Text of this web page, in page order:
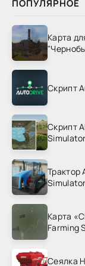
ПОПУЛЯРНОЕ
Карта
Скрипт
Скрипт
Трактор
Карта
Farming
Сеялка